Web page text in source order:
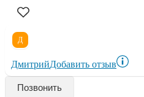
Д
ДмитрийДобавить отзыв
Позвонить